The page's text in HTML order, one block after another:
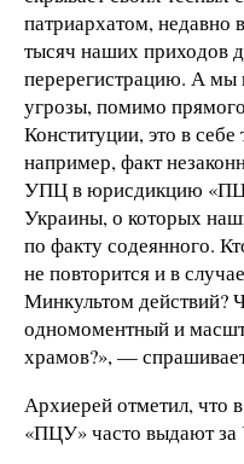
патриархатом, недавно
тысяч наших приходов
перерегистрацию. А мы
угрозы, помимо
Конституции, это в
например, факт
УПЦ в юрисдикцию
Украины, о которых
по факту содеянного.
не повторится и в
Минкультом действий?
одномоментный и
храмов?», —
Архиерей отметил, что
«ПЦУ» часто выдают